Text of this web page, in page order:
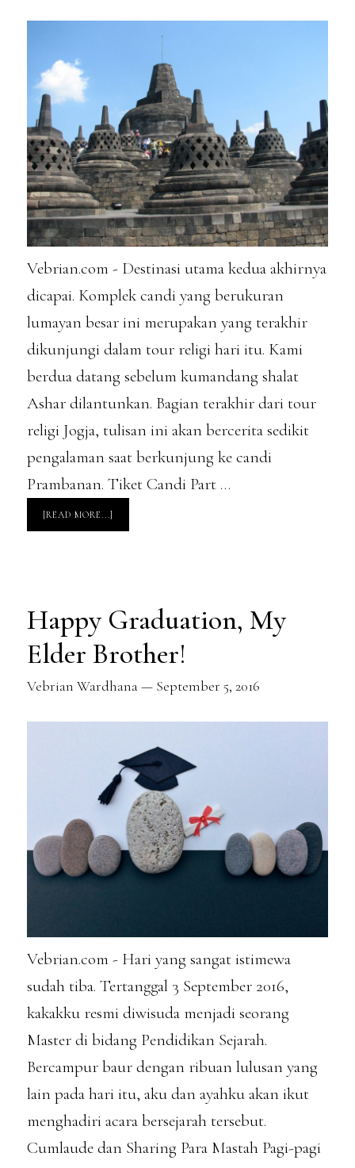
Vebrian.com - Destinasi utama kedua akhirnya
dicapai. Komplek candi yang berukuran
lumayan besar ini merupakan yang terakhir
dikunjungi dalam tour religi hari itu. Kami
berdua datang sebelum kumandang shalat
Ashar dilantunkan. Bagian terakhir dari tour
religi Jogja, tulisan ini akan bercerita sedikit
pengalaman saat berkunjung ke candi
Prambanan. Tiket Candi Part …
[READ MORE...]
RELIGI
Happy Graduation, My
Elder Brother!
Vebrian Wardhana— September 5, 2016
Vebrian.com - Hari yang sangat istimewa
sudah tiba. Tertanggal 3 September 2016,
kakakku resmi diwisuda menjadi seorang
Master di bidang Pendidikan Sejarah.
Bercampur baur dengan ribuan lulusan yang
lain pada hari itu, aku dan ayahku akan ikut
menghadiri acara bersejarah tersebut.
Cumlaude dan Sharing Para Mastah Pagi-pagi